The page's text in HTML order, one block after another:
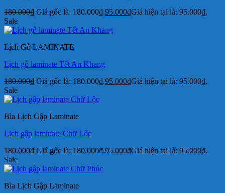
180.000₫ Giá gốc là: 180.000₫.95.000₫Giá hiện tại là: 95.000₫.
Sale
Lịch Gỗ LAMINATE
Lịch gỗ laminate Tết An Khang
180.000₫ Giá gốc là: 180.000₫.95.000₫Giá hiện tại là: 95.000₫.
Sale
Bìa Lịch Gập Laminate
Lịch gập laminate Chữ Lộc
180.000₫ Giá gốc là: 180.000₫.95.000₫Giá hiện tại là: 95.000₫.
Sale
Bìa Lịch Gập Laminate